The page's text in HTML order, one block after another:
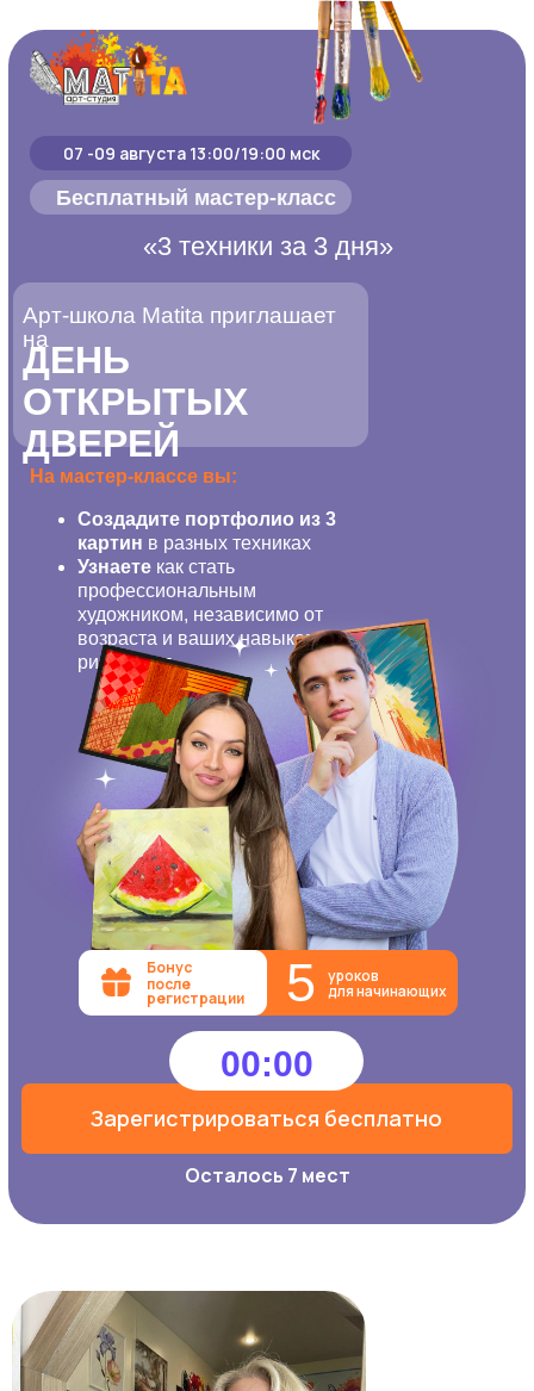
Арт-школа Matita приглашает
на
ДЕНЬ
ОТКРЫТЫХ
ДВЕРЕЙ
На мастер-классе вы:
Создадите портфолио из 3
картин в разных техниках
Узнаете как стать
профессиональным
художником, независимо от
возраста и ваших навыков
рисования
Осталось 7 мест
5 уроков
для начинающих
Бонус
после
регистрации
Зарегистрироваться бесплатно
00:00
07 -09 августа 13:00/19:00 мск
Бесплатный мастер-класс
«3 техники за 3 дня»